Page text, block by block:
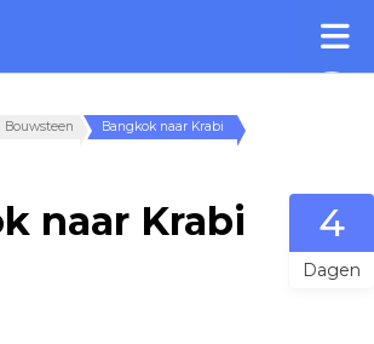
Bouwsteen Bangkok naar Krabi
naar Krabi 4
Dagen